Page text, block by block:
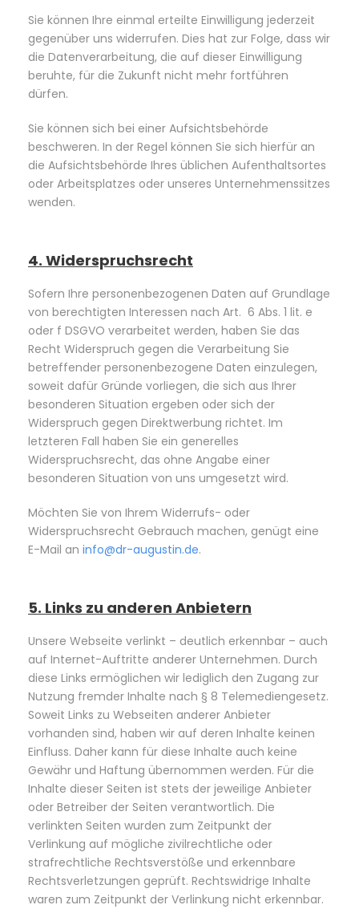
Sie können Ihre einmal erteilte Einwilligung jederzeit
gegenüber uns widerrufen. Dies hat zur Folge, dass wir
die Datenverarbeitung, die auf dieser Einwilligung
beruhte, für die Zukunft nicht mehr fortführen
dürfen.
Sie können sich bei einer Aufsichtsbehörde
beschweren. In der Regel können Sie sich hierfür an
die Aufsichtsbehörde Ihres üblichen Aufenthaltsortes
oder Arbeitsplatzes oder unseres Unternehmenssitzes
wenden.
4. Widerspruchsrecht
Sofern Ihre personenbezogenen Daten auf Grundlage
von berechtigten Interessen nach Art. 6 Abs. 1 lit. e
oder f DSGVO verarbeitet werden, haben Sie das
Recht Widerspruch gegen die Verarbeitung Sie
betreffender personenbezogene Daten einzulegen,
soweit dafür Gründe vorliegen, die sich aus Ihrer
besonderen Situation ergeben oder sich der
Widerspruch gegen Direktwerbung richtet. Im
letzteren Fall haben Sie ein generelles
Widerspruchsrecht, das ohne Angabe einer
besonderen Situation von uns umgesetzt wird.
Möchten Sie von Ihrem Widerrufs- oder
Widerspruchsrecht Gebrauch machen, genügt eine
E-Mail an info@dr-augustin.de.
5. Links zu anderen Anbietern
Unsere Webseite verlinkt – deutlich erkennbar – auch
auf Internet-Auftritte anderer Unternehmen. Durch
diese Links ermöglichen wir lediglich den Zugang zur
Nutzung fremder Inhalte nach § 8 Telemediengesetz.
Soweit Links zu Webseiten anderer Anbieter
vorhanden sind, haben wir auf deren Inhalte keinen
Einfluss. Daher kann für diese Inhalte auch keine
Gewähr und Haftung übernommen werden. Für die
Inhalte dieser Seiten ist stets der jeweilige Anbieter
oder Betreiber der Seiten verantwortlich. Die
verlinkten Seiten wurden zum Zeitpunkt der
Verlinkung auf mögliche zivilrechtliche oder
strafrechtliche Rechtsverstöße und erkennbare
Rechtsverletzungen geprüft. Rechtswidrige Inhalte
waren zum Zeitpunkt der Verlinkung nicht erkennbar.